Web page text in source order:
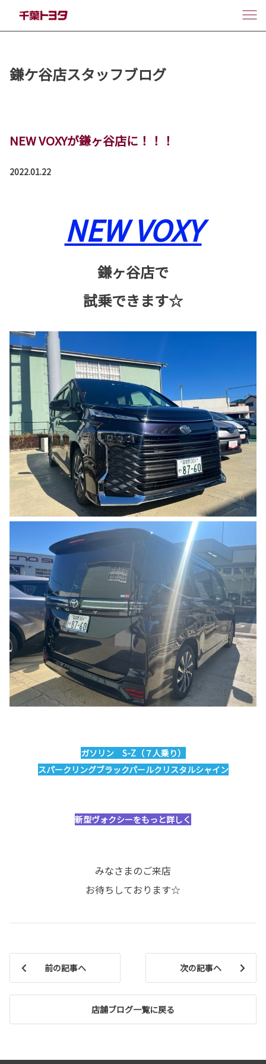
鎌ケ谷店スタッフブログ
NEW VOXYが鎌ヶ谷店に！！！
2022.01.22
NEW VOXY
鎌ヶ谷店で
試乗できます☆
ガソリン S-Z（７人乗り）
スパークリングブラックパールクリスタルシャイン
新型ヴォクシーをもっと詳しく
みなさまのご来店
お待ちしております☆
前の記事へ
店舗ブログ一覧に戻る
次の記事へ